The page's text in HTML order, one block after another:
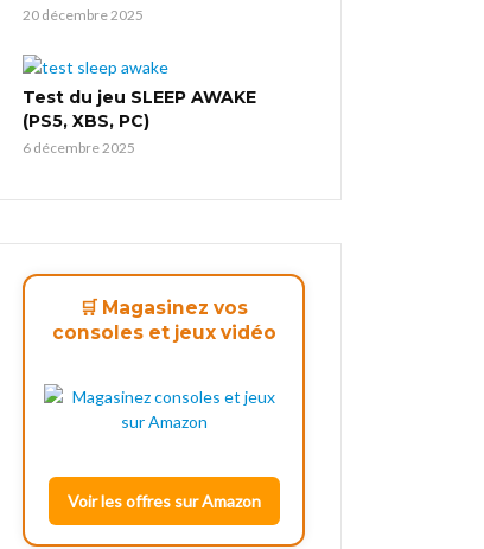
20 décembre 2025
Test du jeu SLEEP AWAKE
(PS5, XBS, PC)
6 décembre 2025
🛒 Magasinez vos
consoles et jeux vidéo
Voir les offres sur Amazon